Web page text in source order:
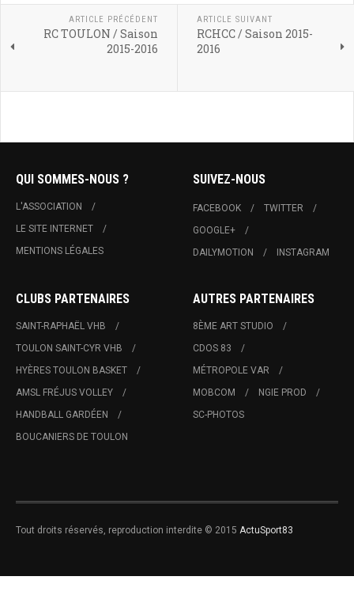
ARTICLE PRÉCÉDENT
RC TOULON / Saison
2015-2016
ARTICLE SUIVANT
RCHCC / Saison 2015-
2016
QUI SOMMES-NOUS ?
L'ASSOCIATION
LE SITE INTERNET
MENTIONS LÉGALES
SUIVEZ-NOUS
FACEBOOK
TWITTER
GOOGLE+
DAILYMOTION
INSTAGRAM
CLUBS PARTENAIRES
SAINT-RAPHAËL VHB
TOULON SAINT-CYR VHB
HYÈRES TOULON BASKET
AMSL FRÉJUS VOLLEY
HANDBALL GARDÉEN
BOUCANIERS DE TOULON
AUTRES PARTENAIRES
8ÈME ART STUDIO
CDOS 83
MÉTROPOLE VAR
MOBCOM
NGIE PROD
SC-PHOTOS
Tout droits réservés, reproduction interdite © 2015 ActuSport83